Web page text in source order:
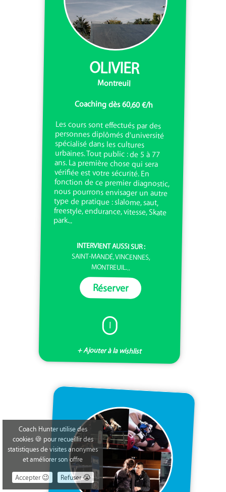
OLIVIER
Montreuil
Coaching dès 60,60 €/h
Les cours sont effectués par des
personnes diplômés d'université
spécialisé dans les cultures
urbaines. Tout public : de 5 à 77
ans. La première chose qui sera
vérifiée est votre sécurité. En
fonction de ce premier diagnostic,
nous pourrons envisager un autre
type de pratique : slalome, saut,
freestyle, endurance, vitesse, Skate
park...
INTERVIENT AUSSI SUR :
SAINT-MANDÉ, VINCENNES,
MONTREUIL...
Réserver
I
+ Ajouter à la wishlist
Coach Hunter utilise des
cookies 🍪 pour recueillir des
statistiques de visites anonymes
et améliorer son offre
Accepter 😉
Refuser 😭